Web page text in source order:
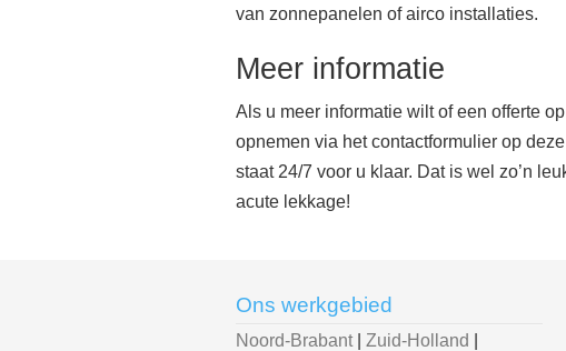
van zonnepanelen of airco installaties.
Meer informatie
Als u meer informatie wilt of een offerte
opnemen via het contactformulier op
staat 24/7 voor u klaar. Dat is wel zo’n
acute lekkage!
Ons werkgebied
Noord-Brabant Zuid-Holland